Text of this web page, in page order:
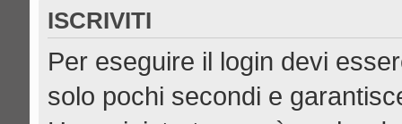
ISCRIVITI
Per eseguire il login devi
solo pochi secondi e